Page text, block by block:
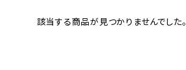
該当する商品が見つかりませんでした。